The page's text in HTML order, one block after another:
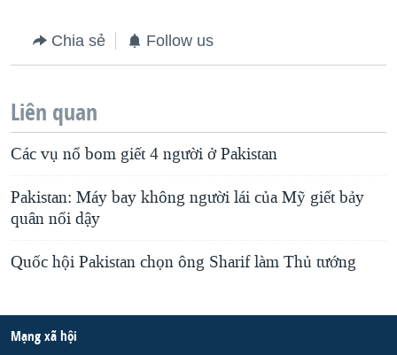
Chia sẻ Follow us
Liên quan
Các vụ nổ bom giết 4 người ở Pakistan
Pakistan: Máy bay không người lái của Mỹ giết bảy
quân nổi dậy
Quốc hội Pakistan chọn ông Sharif làm Thủ tướng
Mạng xã hội